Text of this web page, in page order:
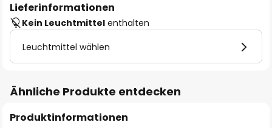
Lieferinformationen
Kein Leuchtmittel enthalten
Leuchtmittel wählen
Ähnliche Produkte entdecken
Produktinformationen